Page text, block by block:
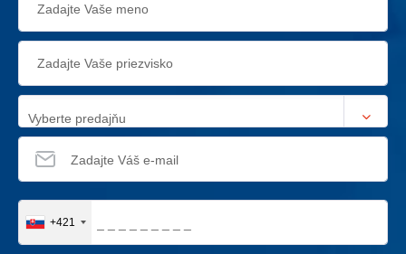
Vyberte predajňu
+421